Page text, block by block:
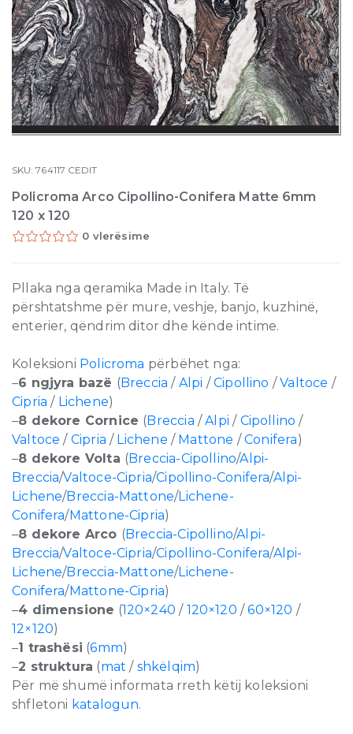
SKU:764117 CEDIT
Policroma Arco Cipollino-Conifera Matte 6mm
120 x 120
0 vlerësime
Pllaka nga qeramika Made in Italy. Të
përshtatshme për mure, veshje, banjo, kuzhinë,
enterier, qëndrim ditor dhe kënde intime.
Koleksioni Policroma përbëhet nga:
–6 ngjyra bazë (Breccia / Alpi /Cipollino /Valtoce /
Cipria / Lichene)
–8 dekore Cornice (Breccia /Alpi / Cipollino /
Valtoce / Cipria / Lichene / Mattone /Conifera)
–8 dekore Volta (Breccia-Cipollino/Alpi-
Breccia/Valtoce-Cipria/Cipollino-Conifera/Alpi-
Lichene/Breccia-Mattone/Lichene-
Conifera/Mattone-Cipria)
–8 dekore Arco (Breccia-Cipollino/Alpi-
Breccia/Valtoce-Cipria/Cipollino-Conifera/Alpi-
Lichene/Breccia-Mattone/Lichene-
Conifera/Mattone-Cipria)
–4 dimensione (120×240 / 120×120 /60×120 /
12×120)
–1 trashësi (6mm)
–2 struktura (mat / shkëlqim)
Për më shumë informata rreth këtij koleksioni
shfletoni katalogun.